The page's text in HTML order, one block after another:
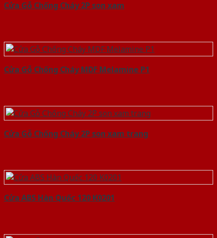
Cửa Gỗ Chống Cháy 2P son xam
Cửa Gỗ Chống Cháy MDF Melamine P1
Cửa Gỗ Chống Cháy 2P son xam trang
Cửa ABS Hàn Quốc 120 K0201